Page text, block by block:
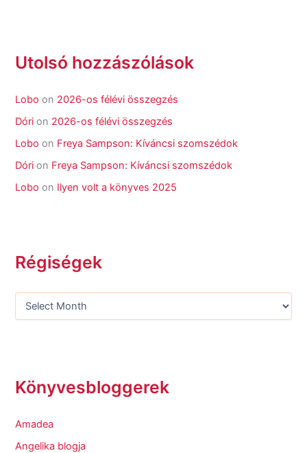
Utolsó hozzászólások
Lobo on 2026-os félévi összegzés
Dóri on 2026-os félévi összegzés
Lobo on Freya Sampson: Kíváncsi szomszédok
Dóri on Freya Sampson: Kíváncsi szomszédok
Lobo on Ilyen volt a könyves 2025
Régiségek
Könyvesbloggerek
Amadea
Angelika blogja